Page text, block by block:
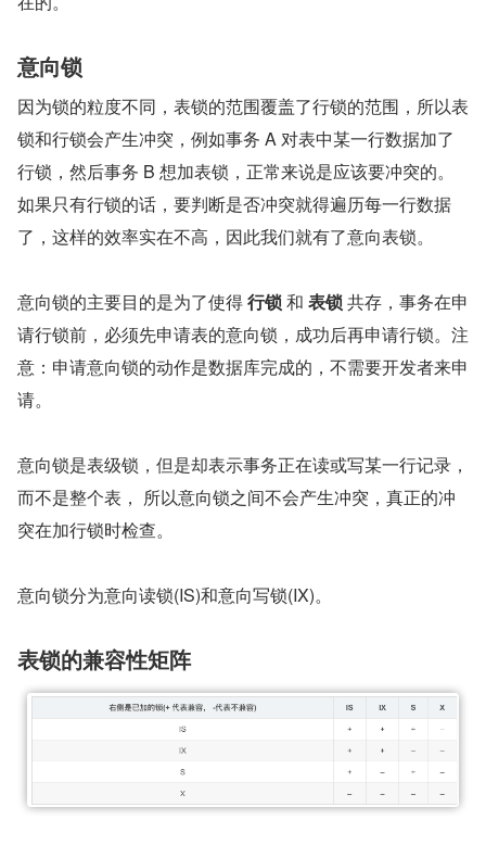
意向锁
因为锁的粒度不同，表锁的范围覆盖了行锁的范围，所以表
锁和行锁会产生冲突，例如事务 A 对表中某一行数据加了
行锁，然后事务 B 想加表锁，正常来说是应该要冲突的。
如果只有行锁的话，要判断是否冲突就得遍历每一行数据
了，这样的效率实在不高，因此我们就有了意向表锁。
意向锁的主要目的是为了使得 行锁 和 表锁 共存，事务在申
请行锁前，必须先申请表的意向锁，成功后再申请行锁。注
意：申请意向锁的动作是数据库完成的，不需要开发者来申
请。
意向锁是表级锁，但是却表示事务正在读或写某一行记录，
而不是整个表， 所以意向锁之间不会产生冲突，真正的冲
突在加行锁时检查。
意向锁分为意向读锁(IS)和意向写锁(IX)。
表锁的兼容性矩阵